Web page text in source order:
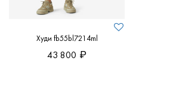
Худи fb55bl7214ml
43 800